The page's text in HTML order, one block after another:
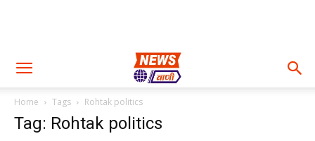
Home Tags Rohtak politics
Tag: Rohtak politics